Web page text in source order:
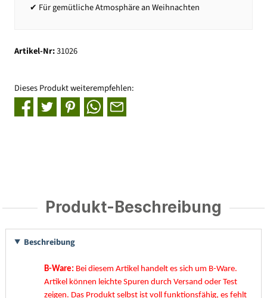
✔ Für gemütliche Atmosphäre an Weihnachten
Artikel-Nr:31026
Dieses Produkt weiterempfehlen:
Produkt-Beschreibung
Beschreibung
B-Ware: Bei diesem Artikel handelt es sich um B-Ware.
Artikel können leichte Spuren durch Versand oder Test
zeigen. Das Produkt selbst ist voll funktionsfähig, es fehlt